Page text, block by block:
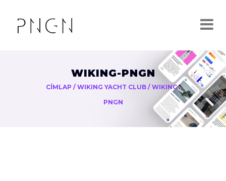
WIKING-PNGN
CÍMLAP / WIKING YACHT CLUB / WIKING-
PNGN